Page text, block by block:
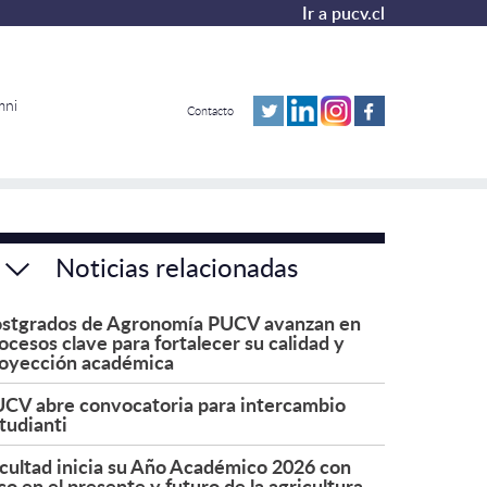
Ir a pucv.cl
Contacto
Noticias relacionadas
de Agronomía PUCV avanzan en
clave para fortalecer su calidad y
académica
abre convocatoria para intercambio
inicia su Año Académico 2026 con